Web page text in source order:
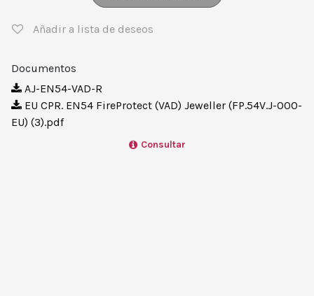
Añadir a lista de deseos
Documentos
AJ-EN54-VAD-R
EU CPR. EN54 FireProtect (VAD) Jeweller (FP.54V.J-000-
EU) (3).pdf
Consultar